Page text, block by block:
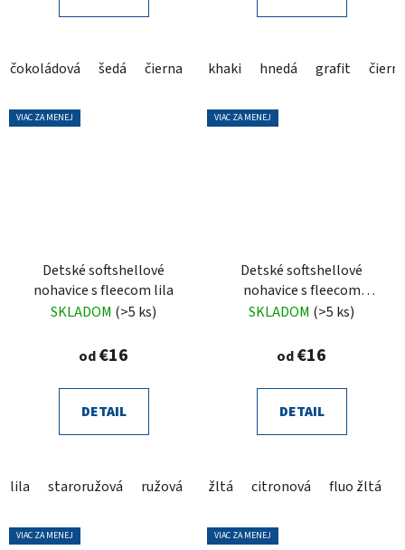
čokoládová šedá čierna khaki hnedá grafit
VIAC ZA MENEJ
Detské softshellové
nohavice s fleecom lila
SKLADOM (>5 ks)
od€16
DETAIL
lila staroružová ružová grafit čierna
VIAC ZA MENEJ
Detské softshellové
nohavice s fleecom
limetkové
SKLADOM (>5 ks)
od€16
DETAIL
žltá citronová fluo žltá
VIAC ZA MENEJ VIAC ZA MENEJ